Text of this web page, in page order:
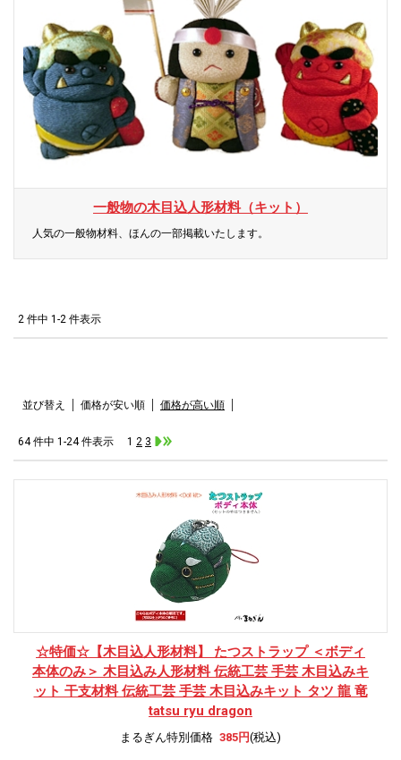
一般物の木目込人形材料（キット）
人気の一般物材料、ほんの一部掲載いたします。
2 件中 1-2 件表示
並び替え 価格が安い順 価格が高い順
64 件中 1-24 件表示 1 2 3
☆特価☆ 【木目込人形材料】 たつストラップ ＜ボディ
本体のみ＞ 木目込み人形材料 伝統工芸 手芸 木目込みキ
ット 干支材料 伝統工芸 手芸 木目込みキット タツ 龍 竜
tatsu ryu dragon
まるぎん特別価格 385円(税込)